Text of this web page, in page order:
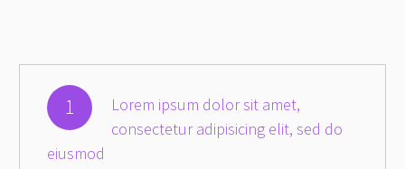
1
Lorem ipsum dolor sit amet,
consectetur adipisicing elit, sed do
eiusmod